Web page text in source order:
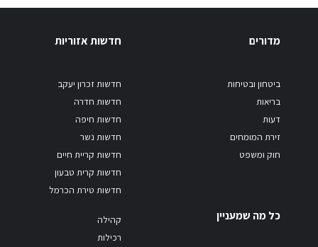
מדורים
ביטחון ובטיחות
בריאות
דעות
זירת המומחים
חוק ומשפט
חדשות אזוריות
חדשות זכרון יעקב
חדשות חדרה
חדשות חיפה
חדשות נשר
חדשות קריית חיים
חדשות קרית טבעון
חדשות טירת הכרמל
כל מה שמעניין
קהילה
רכילות